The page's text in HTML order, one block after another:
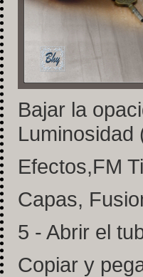
Bajar la
Luminosidad
Efectos,FM
Capas,
5 - Abrir el
Copiar y